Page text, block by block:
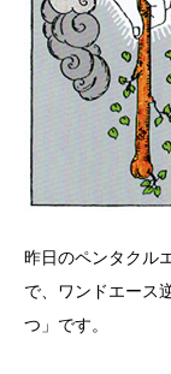
昨日のペンタクル
で、ワンドエース
つ」です。